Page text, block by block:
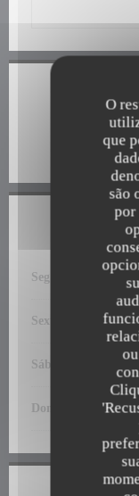
O
que
são
por
Seg
Sexta-feira
Sábado
Domingo